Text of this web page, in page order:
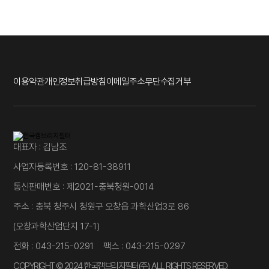
이용약관개인정보취급방침이메일주소무단수집거부
대표자 : 김남조
사업자등록번호 : 120-81-38911
통신판매번호 : 제2021-충북청원-0014
주소 : 충북 청주시 청원구 오창읍 과학산업3로 86
(오창과학산업단지 17-1)
전화 : 043-215-0291 팩스 : 043-215-0297
COPYRIGHT © 2024 한국캠브리지필터(주). ALL RIGHTS RESERVED.